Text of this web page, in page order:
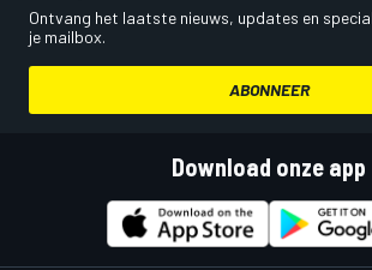
Ontvang het laatste nieuws, updates en
je mailbox.
ABONNEER
Download onze app